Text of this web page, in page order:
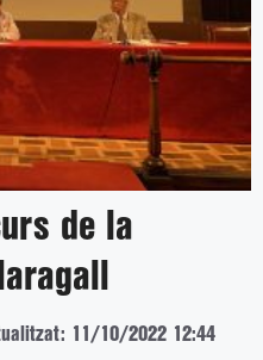
de la
11/10/2022 12:44